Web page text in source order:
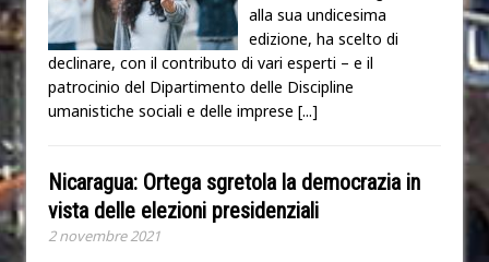
alla sua undicesima
edizione, ha scelto di
declinare, con il contributo di vari esperti – e il
patrocinio del Dipartimento delle Discipline
umanistiche sociali e delle imprese [...]
Nicaragua: Ortega sgretola la democrazia in
vista delle elezioni presidenziali
2 novembre 2021